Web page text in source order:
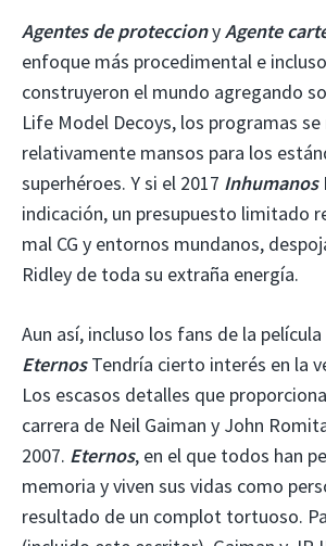
Agentes de proteccionyAgente
enfoque más procedimental e
construyeron el mundo agregando
Life Model Decoys, los programas
relativamente mansos para los
superhéroes. Y si el 2017 Inhumanos
indicación, un presupuesto limitado
mal CG y entornos mundanos,
Ridley de toda su extraña energía.
Aun así, incluso los fans de la
EternosTendría cierto interés en la
Los escasos detalles que
carrera de Neil Gaiman y John
2007. Eternos, en el que todos han
memoria y viven sus vidas como
resultado de un complot tortuoso.